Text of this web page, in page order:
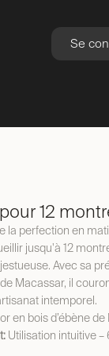
Se
12
la perfection en
jusqu'à 12
Avec sa
Macassar, il
intemporel.
en bois d’ébène
Utilisation intuitive